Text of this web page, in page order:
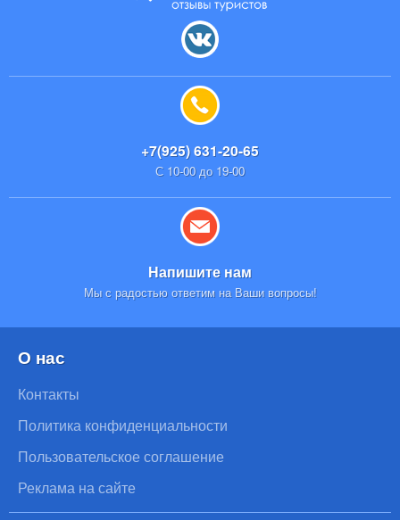
+7(925) 631-20-65
С 10-00 до 19-00
Напишите нам
Мы с радостью ответим на Ваши вопросы!
О нас
Контакты
Политика конфиденциальности
Пользовательское соглашение
Реклама на сайте